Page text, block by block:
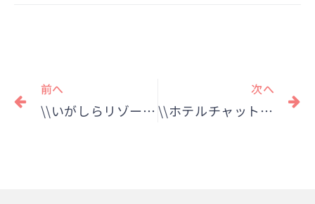
前へ
\\いがしらリゾートアウトドア秋フェス2025が開催されました！//
次へ
\\ホテルチャットパレスより学生・若者応援プランが登場♪//